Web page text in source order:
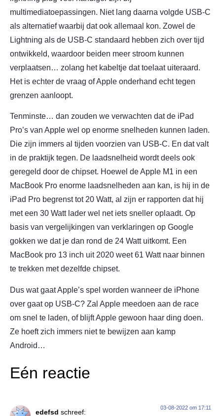
multimediatoepassingen. Niet lang daarna volgde USB-C
als alternatief waarbij dat ook allemaal kon. Zowel de
Lightning als de USB-C standaard hebben zich over tijd
ontwikkeld, waardoor beiden meer stroom kunnen
verplaatsen… zolang het kabeltje dat toelaat uiteraard.
Het is echter de vraag of Apple onderhand echt tegen
grenzen aanloopt.
Tenminste… dan zouden we verwachten dat de iPad
Pro’s van Apple wel op enorme snelheden kunnen laden.
Die zijn immers al tijden voorzien van USB-C. En dat valt
in de praktijk tegen. De laadsnelheid wordt deels ook
geregeld door de chipset. Hoewel de Apple M1 in een
MacBook Pro enorme laadsnelheden aan kan, is hij in de
iPad Pro begrenst tot 20 Watt, al zijn er rapporten dat hij
met een 30 Watt lader wel net iets sneller oplaadt. Op
basis van vergelijkingen van verklaringen op Google
gokken we dat je dan rond de 24 Watt uitkomt. Een
MacBook pro 13 inch uit 2020 weet 61 Watt naar binnen
te trekken met dezelfde chipset.
Dus wat gaat Apple’s spel worden wanneer de iPhone
over gaat op USB-C? Zal Apple meedoen aan de race
om snel te laden, of blijft Apple gewoon haar ding doen.
Ze hoeft zich immers niet te bewijzen aan kamp
Android…
Eén reactie
edefsd schreef:
03-08-2022 om 17:11